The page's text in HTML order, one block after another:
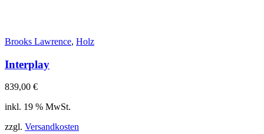
Brooks Lawrence, Holz
Interplay
839,00 €
inkl. 19 % MwSt.
zzgl. Versandkosten